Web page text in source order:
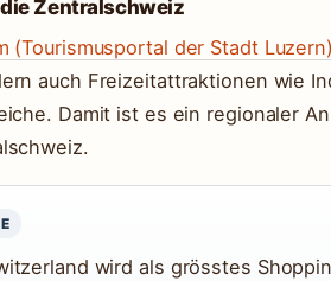
Zentralschweiz
(Tourismusportal der Stadt
auch Freizeitattraktionen wie
Damit ist es ein regionaler
wird als grösstes